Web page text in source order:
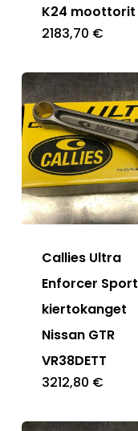
K24 moottorit
2183,70 €
Callies Ultra
Enforcer Sport
kiertokanget
Nissan GTR
VR38DETT
3212,80 €